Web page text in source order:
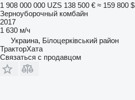
1 908 000 000 UZS 138 500 € ≈ 159 800 $
Зерноуборочный комбайн
2017
1 630 м/ч
Украина, Білоцерківський район
ТракторХата
Связаться с продавцом